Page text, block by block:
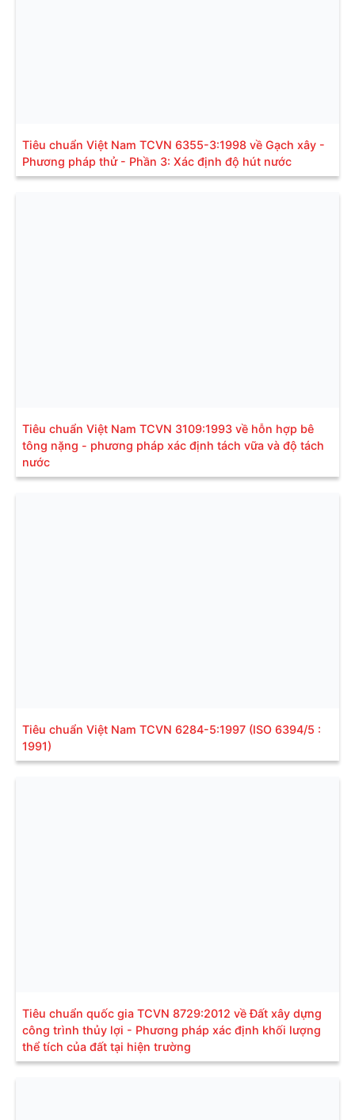
Tiêu chuẩn Việt Nam TCVN 6355-3:1998 về Gạch xây -
Phương pháp thử - Phần 3: Xác định độ hút nước
Tiêu chuẩn Việt Nam TCVN 3109:1993 về hỗn hợp bê
tông nặng - phương pháp xác định tách vữa và độ tách
nước
Tiêu chuẩn Việt Nam TCVN 6284-5:1997 (ISO 6394/5 :
1991)
Tiêu chuẩn quốc gia TCVN 8729:2012 về Đất xây dựng
công trình thủy lợi - Phương pháp xác định khối lượng
thể tích của đất tại hiện trường